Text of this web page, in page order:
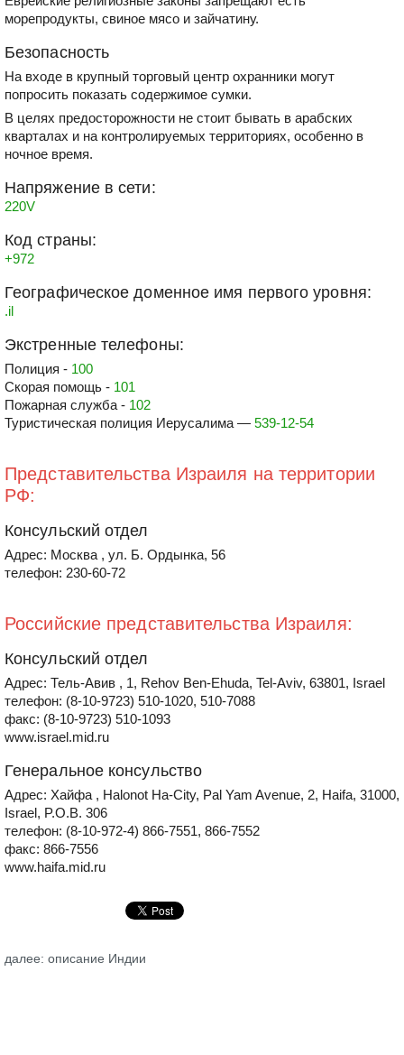
морепродукты, свиное мясо и зайчатину.
Безопасность
На входе в крупный торговый центр охранники могут
попросить показать содержимое сумки.
В целях предосторожности не стоит бывать в арабских
кварталах и на контролируемых территориях, особенно в
ночное время.
Напряжение в сети:
220V
Код страны:
+972
Географическое доменное имя первого уровня:
.il
Экстренные телефоны:
Полиция - 100
Скорая помощь - 101
Пожарная служба - 102
Туристическая полиция Иерусалима — 539-12-54
Представительства Израиля на территории
РФ:
Консульский отдел
Адрес: Москва , ул. Б. Ордынка, 56
телефон: 230-60-72
Российские представительства Израиля:
Консульский отдел
Адрес: Тель-Авив , 1, Rehov Ben-Ehuda, Tel-Aviv, 63801, Israel
телефон: (8-10-9723) 510-1020, 510-7088
факс: (8-10-9723) 510-1093
www.israel.mid.ru
Генеральное консульство
Адрес: Хайфа , Halonot Ha-City, Pal Yam Avenue, 2, Haifa, 31000,
Israel, P.O.B. 306
телефон: (8-10-972-4) 866-7551, 866-7552
факс: 866-7556
www.haifa.mid.ru
далее: описание Индии